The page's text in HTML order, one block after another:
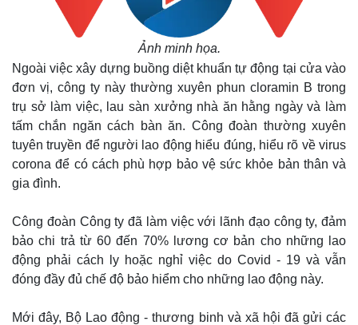
Ảnh minh họa.
Ngoài việc xây dựng buồng diệt khuẩn tự động tại cửa vào
đơn vị, công ty này thường xuyên phun cloramin B trong
trụ sở làm việc, lau sàn xưởng nhà ăn hằng ngày và làm
tấm chắn ngăn cách bàn ăn. Công đoàn thường xuyên
tuyên truyền để người lao động hiểu đúng, hiểu rõ về virus
corona để có cách phù hợp bảo vệ sức khỏe bản thân và
gia đình.
Công đoàn Công ty đã làm việc với lãnh đạo công ty, đảm
bảo chi trả từ 60 đến 70% lương cơ bản cho những lao
động phải cách ly hoặc nghỉ việc do Covid - 19 và vẫn
đóng đầy đủ chế độ bảo hiểm cho những lao động này.
Mới đây, Bộ Lao động - thương binh và xã hội đã gửi các